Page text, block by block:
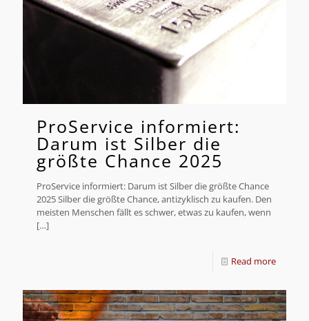
ProService informiert:
Darum ist Silber die
größte Chance 2025
ProService informiert: Darum ist Silber die größte Chance
2025 Silber die größte Chance, antizyklisch zu kaufen. Den
meisten Menschen fällt es schwer, etwas zu kaufen, wenn
[…]
Read more